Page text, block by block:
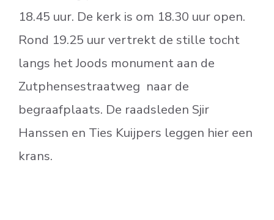
18.45 uur. De kerk is om 18.30 uur open.
Rond 19.25 uur vertrekt de stille tocht
langs het Joods monument aan de
Zutphensestraatweg naar de
begraafplaats. De raadsleden Sjir
Hanssen en Ties Kuijpers leggen hier een
krans.